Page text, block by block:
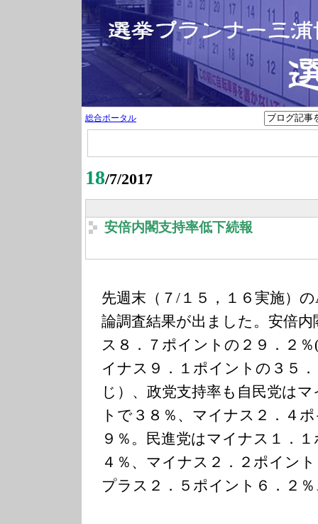
総合ポータル
18/7/2017
安倍内閣支持率低下続報
先週末（７/１５，１６実施）
論調査結果が出ました。安倍
ス８．７ポイントの２９．２
イナス９．１ポイントの３５
じ）、政党支持率も自民党は
トで３８％、マイナス２．４
９％。民進党はマイナス１．
４％、マイナス２．２ポイン
プラス２．５ポイント６．２